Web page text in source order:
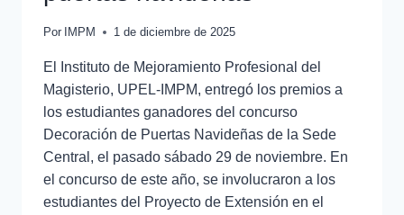
Por IMPM 1 de diciembre de 2025
El Instituto de Mejoramiento Profesional del
Magisterio, UPEL-IMPM, entregó los premios a
los estudiantes ganadores del concurso
Decoración de Puertas Navideñas de la Sede
Central, el pasado sábado 29 de noviembre. En
el concurso de este año, se involucraron a los
estudiantes del Proyecto de Extensión en el